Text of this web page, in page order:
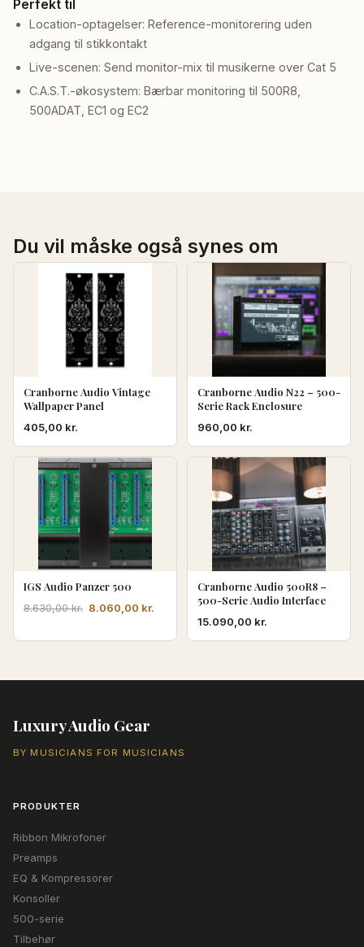
Perfekt til
Location-optagelser: Reference-monitorering uden
adgang til stikkontakt
Live-scenen: Send monitor-mix til musikerne over Cat 5
C.A.S.T.-økosystem: Bærbar monitoring til 500R8,
500ADAT, EC1 og EC2
Du vil måske også synes om
Cranborne Audio Vintage
Wallpaper Panel
405,00 kr.
Cranborne Audio N22 – 500-
Serie Rack Enclosure
960,00 kr.
IGS Audio Panzer 500
8.630,00kr. Den
pris
8.060,00 kr.
pris
Cranborne Audio 500R8 –
500-Serie Audio Interface
15.090,00 kr.
Luxury Audio Gear
BY MUSICIANS FOR MUSICIANS
PRODUKTER
Ribbon Mikrofoner
Preamps
EQ & Kompressorer
Konsoller
500-serie
Tilbehør